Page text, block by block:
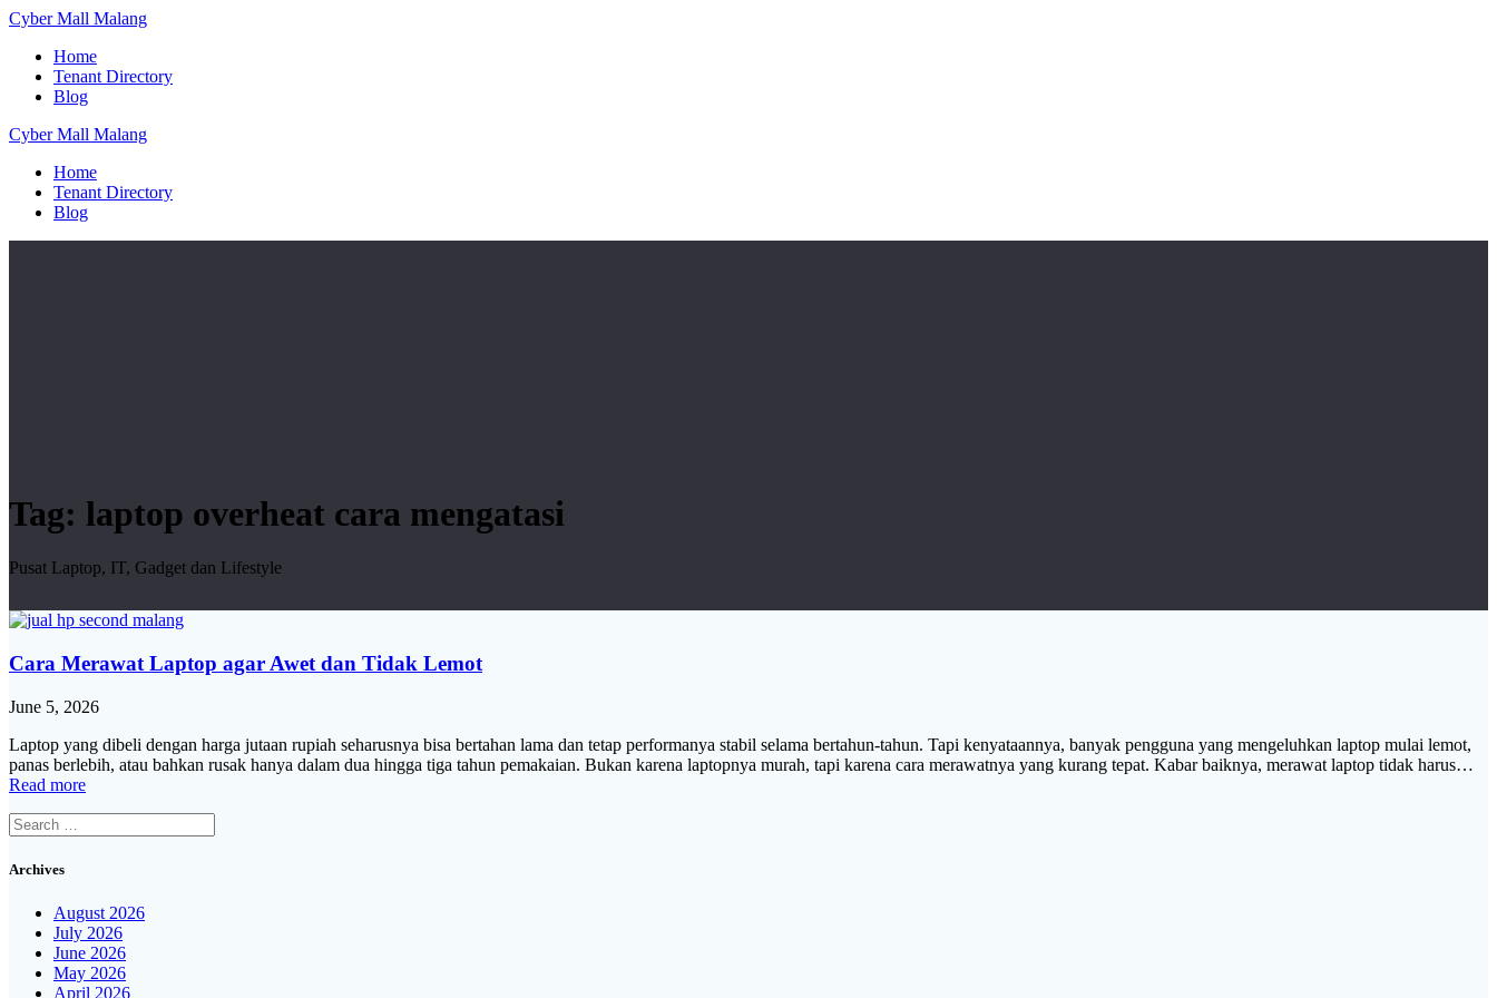
Skip
content
CyberMall Malang
Home
Tenant Directory
Blog
CyberMall Malang
Home
Tenant Directory
Blog
Tag: laptop overheat cara mengatasi
Pusat Laptop, IT, Gadget dan Lifestyle
Cara Merawat Laptop agar Awet dan Tidak Lemot
June 5, 2026
Laptop yang dibeli dengan harga jutaan rupiah seharusnya bisa bertahan lama dan tetap performanya stabil selama bertahun-tahun. Tapi kenyataannya, banyak pengguna yang mengeluhkan laptop mulai lemot,
panas berlebih, atau bahkan rusak hanya dalam dua hingga tiga tahun pemakaian. Bukan karena laptopnya murah, tapi karena cara merawatnya yang kurang tepat. Kabar baiknya, merawat laptop tidak harus…
Read more
Search
for:
Archives
August 2026
July 2026
June 2026
May 2026
April 2026